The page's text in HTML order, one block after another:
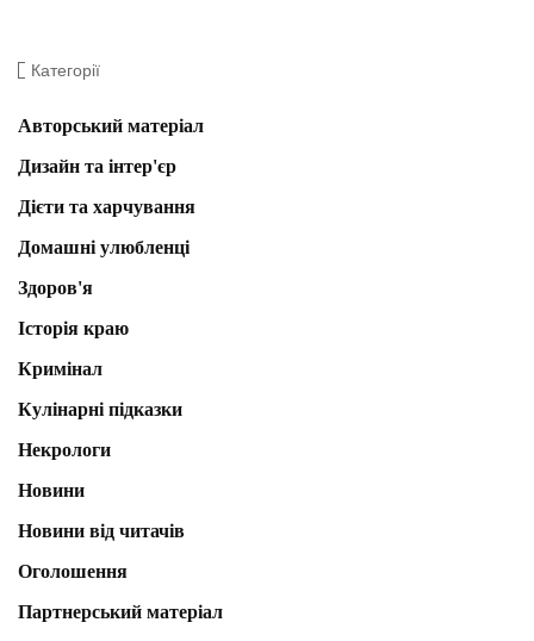
Категорії
Авторський матеріал
Дизайн та інтер'єр
Дієти та харчування
Домашні улюбленці
Здоров'я
Історія краю
Кримінал
Кулінарні підказки
Некрологи
Новини
Новини від читачів
Оголошення
Партнерський матеріал